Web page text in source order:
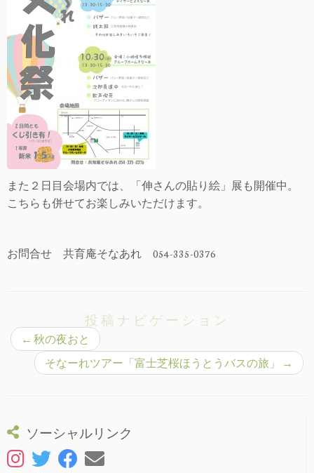
また２日目会場内では、「伸さんの貼り絵」展も開催中。
こちらも併せてお楽しみいただけます。
お問合せ 共育庵そなあれ 054-335-0376
投稿ナビゲーション
← 秋の夜おと
そなーれツアー「富士芝桜ほうとうバスの旅」
→
ソーシャルリンク